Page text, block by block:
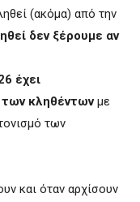
(ακόμα) από την
δεν ξέρουμε αν
έχει
των κληθέντωνμε
των
και όταν αρχίσουν